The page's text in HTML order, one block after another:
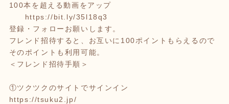
100本を超える動画をアップ
https://bit.ly/35l18q3
登録・フォローお願いします。
フレンド招待すると、お互いに100ポイントもらえるので
そのポイントも利用可能。
＜フレンド招待手順＞
①ツクツクのサイトでサインイン
https://tsuku2.jp/